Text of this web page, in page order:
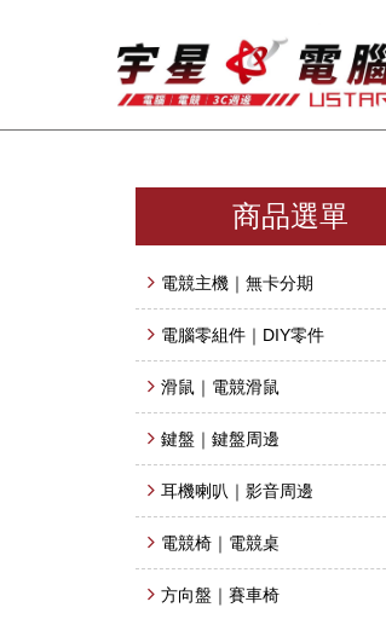
商品選單
電競主機｜無卡分期
電腦零組件｜DIY零件
滑鼠｜電競滑鼠
鍵盤｜鍵盤周邊
耳機喇叭｜影音周邊
電競椅｜電競桌
方向盤｜賽車椅